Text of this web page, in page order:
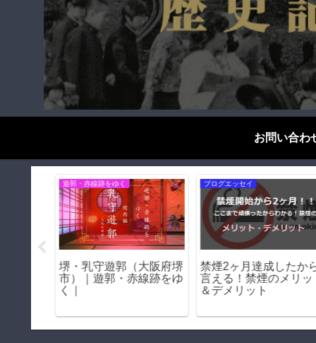
お問い合わ
遊郭・赤線跡をゆく
堺・乳守遊郭（大阪府堺
市）｜遊郭・赤線跡をゆ
く｜
ブログエッセイ
禁煙2ヶ月達成したか
言える！禁煙のメリッ
＆デメリット